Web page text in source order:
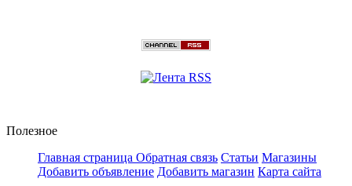
Полезное
Главная страница Обратная связь Статьи Магазины
Добавить объявление Добавить магазин Карта сайта